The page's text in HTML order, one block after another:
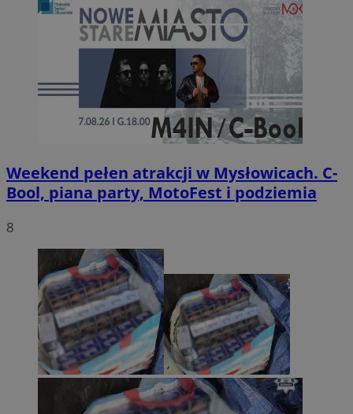
Weekend pełen atrakcji w Mysłowicach. C-
Bool, piana party, MotoFest i podziemia
8